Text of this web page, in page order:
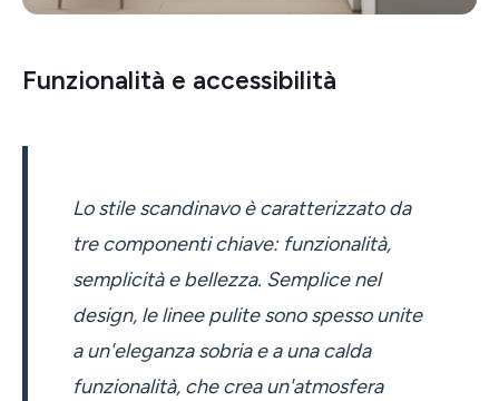
Funzionalità e accessibilità
Lo stile scandinavo è caratterizzato da
tre componenti chiave: funzionalità,
semplicità e bellezza. Semplice nel
design, le linee pulite sono spesso unite
a un'eleganza sobria e a una calda
funzionalità, che crea un'atmosfera